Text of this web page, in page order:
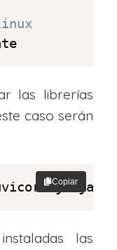
las librerías
caso serán
jinja2
Copiar
las